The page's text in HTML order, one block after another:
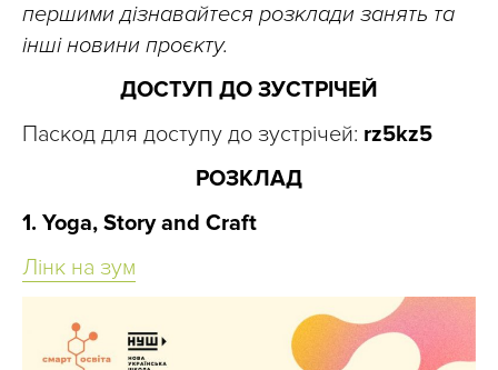
першими дізнавайтеся розклади занять та
інші новини проєкту.
ДОСТУП ДО ЗУСТРІЧЕЙ
Паскод для доступу до зустрічей: rz5kz5
РОЗКЛАД
1. Yoga, Story and Craft
Лінк на зум